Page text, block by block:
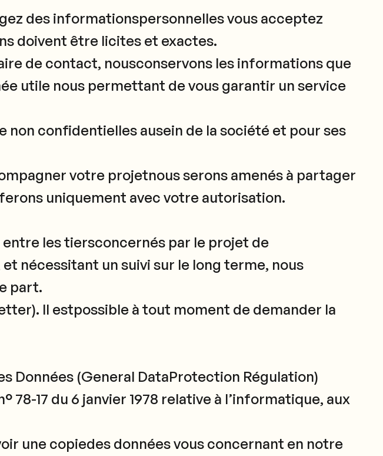
des informationspersonnelles vous acceptez
doivent être licites et exactes.
de contact, nousconservons les informations que
utile nous permettant de vous garantir un service
confidentielles ausein de la société et pour ses
votre projetnous serons amenés à partager
uniquement avec votre autorisation.
les tiersconcernés par le projet de
nécessitant un suivi sur le long terme, nous
part.
Il estpossible à tout moment de demander la
Données (General DataProtection Régulation)
78-17 du 6 janvier 1978 relative à l’informatique, aux
une copiedes données vous concernant en notre